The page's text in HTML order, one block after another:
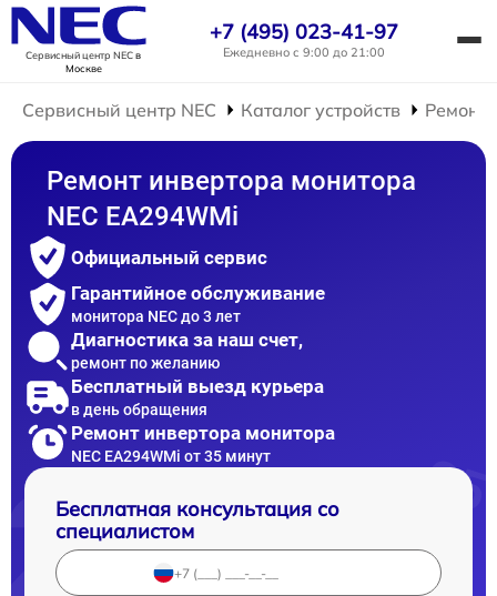
Сервисный центр NECв
Москве
+7 (495) 023-41-97
Ежедневно с 9:00 до 21:00
Сервисный центр NEC Каталог устройств Ремонт
Ремонт инвертора монитора
NEC EA294WMi
Официальный сервис
Гарантийное обслуживание
монитора NEC до 3 лет
Диагностика за наш счет,
ремонт по желанию
Бесплатный выезд курьера
в день обращения
Ремонт инвертора монитора
NEC EA294WMi от 35 минут
Бесплатная консультация со
специалистом